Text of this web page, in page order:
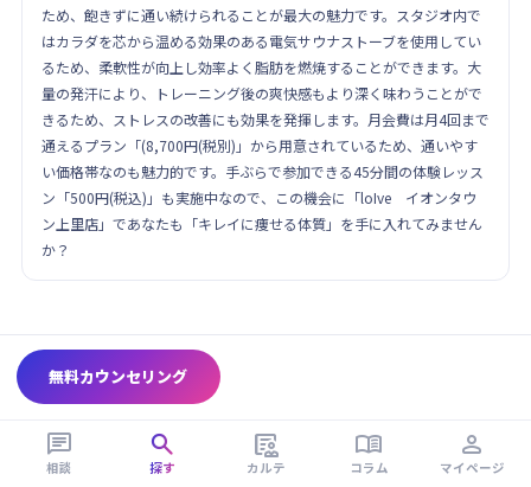
ため、飽きずに通い続けられることが最大の魅力です。スタジオ内で
はカラダを芯から温める効果のある電気サウナストーブを使用してい
るため、柔軟性が向上し効率よく脂肪を燃焼することができます。大
量の発汗により、トレーニング後の爽快感もより深く味わうことがで
きるため、ストレスの改善にも効果を発揮します。月会費は月4回まで
通えるプラン「(8,700円(税別)」から用意されているため、通いやす
い価格帯なのも魅力的です。手ぶらで参加できる45分間の体験レッス
ン「500円(税込)」も実施中なので、この機会に「loIve イオンタウ
ン上里店」であなたも「キレイに痩せる体質」を手に入れてみません
か？
無料カウンセリング

相談

探す

カルテ

コラム

マイページ